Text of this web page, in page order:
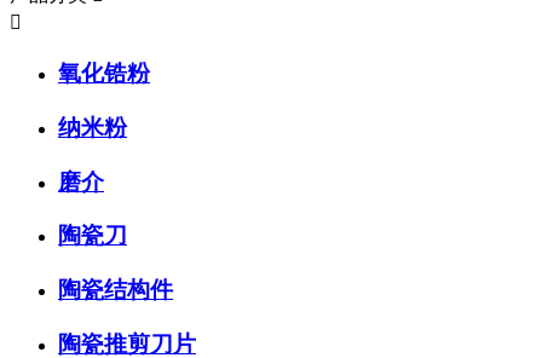

氧化锆粉
纳米粉
磨介
陶瓷刀
陶瓷结构件
陶瓷推剪刀片